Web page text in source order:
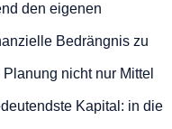
den eigenen
Bedrängnis zu
nicht nur Mittel
Kapital: in die